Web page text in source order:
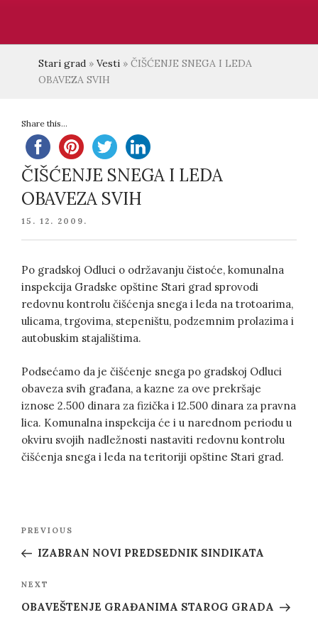
Stari grad » Vesti » ČIŠĆENJE SNEGA I LEDA
OBAVEZA SVIH
Share this...
ČIŠĆENJE SNEGA I LEDA
OBAVEZA SVIH
POSTED
15. 12. 2009.
Po gradskoj Odluci o održavanju čistoće, komunalna
inspekcija Gradske opštine Stari grad sprovodi
redovnu kontrolu čišćenja snega i leda na trotoarima,
ulicama, trgovima, stepeništu, podzemnim prolazima i
autobuskim stajalištima.
Podsećamo da je čišćenje snega po gradskoj Odluci
obaveza svih građana, a kazne za ove prekršaje
iznose 2.500 dinara za fizička i 12.500 dinara za pravna
lica. Komunalna inspekcija će i u narednom periodu u
okviru svojih nadležnosti nastaviti redovnu kontrolu
čišćenja snega i leda na teritoriji opštine Stari grad.
Post
Previous
Post
PREVIOUS
IZABRAN NOVI PREDSEDNIK SINDIKATA
Next
Post
NEXT
OBAVEŠTENJE GRAĐANIMA STAROG GRADA